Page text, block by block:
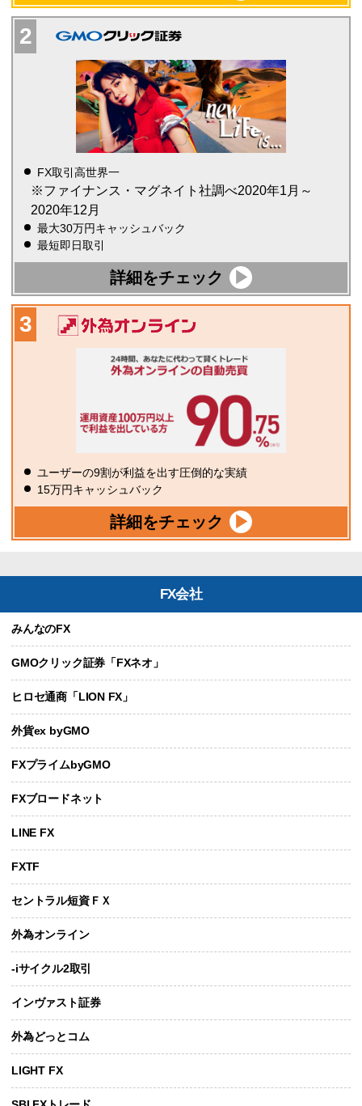
FX取引高世界一
※ファイナンス・マグネイト社調べ2020年1月～
2020年12月
最大30万円キャッシュバック
最短即日取引
詳細をチェック
ユーザーの9割が利益を出す圧倒的な実績
15万円キャッシュバック
詳細をチェック
FX会社
みんなのFX
GMOクリック証券「FXネオ」
ヒロセ通商「LION FX」
外貨ex byGMO
FXプライムbyGMO
FXブロードネット
LINE FX
FXTF
セントラル短資ＦＸ
外為オンライン
-iサイクル2取引
インヴァスト証券
外為どっとコム
LIGHT FX